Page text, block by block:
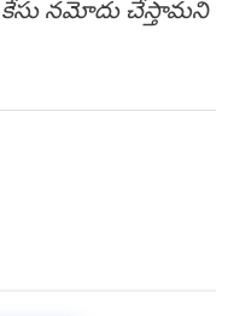
న‌మోదు చేస్తామ‌ని